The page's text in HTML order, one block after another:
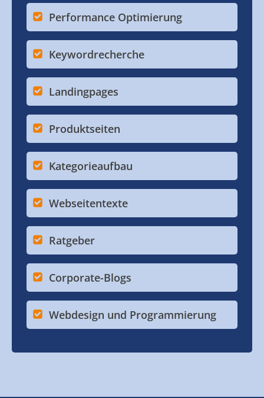
Performance Optimierung
Keywordrecherche
Landingpages
Produktseiten
Kategorieaufbau
Webseitentexte
Ratgeber
Corporate-Blogs
Webdesign und Programmierung